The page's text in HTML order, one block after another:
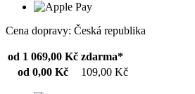
Cena dopravy: Česká republika
od 1 069,00 Kč zdarma*
od 0,00 Kč
109,00 Kč